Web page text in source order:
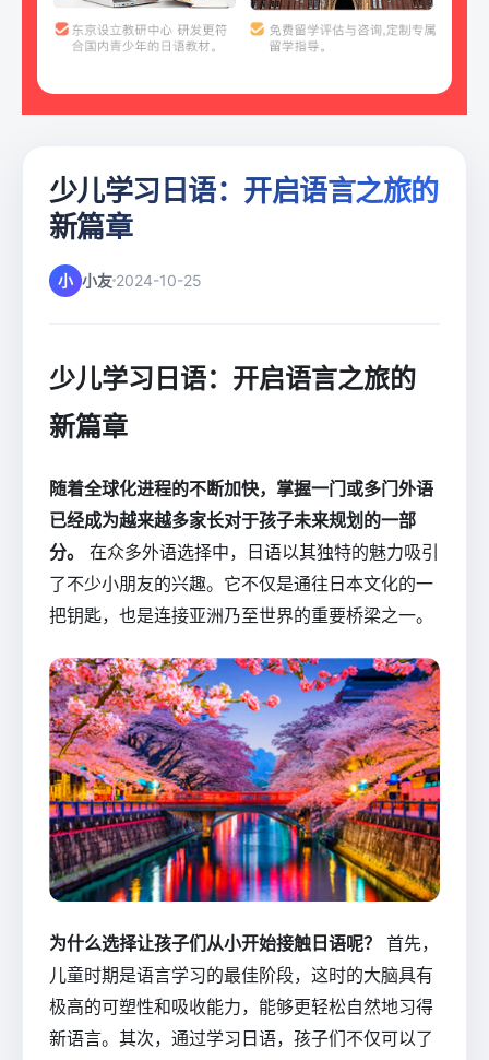
少儿学习日语：开启语言之旅的
新篇章
小 小友 2024-10-25
少儿学习日语：开启语言之旅的
新篇章
随着全球化进程的不断加快，掌握一门或多门外语
已经成为越来越多家长对于孩子未来规划的一部
分。
在众多外语选择中，日语以其独特的魅力吸引
了不少小朋友的兴趣。它不仅是通往日本文化的一
把钥匙，也是连接亚洲乃至世界的重要桥梁之一。
为什么选择让孩子们从小开始接触日语呢？
首先，
儿童时期是语言学习的最佳阶段，这时的大脑具有
极高的可塑性和吸收能力，能够更轻松自然地习得
新语言。其次，通过学习日语，孩子们不仅可以了